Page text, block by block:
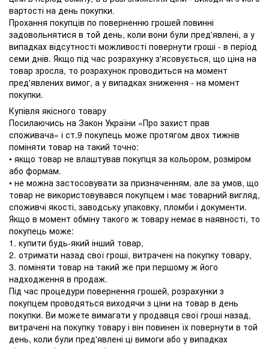
вартості на день покупки.
Прохання покупців по поверненню грошей повинні
задовольнятися в той день, коли вони були пред'явлені, а у
випадках відсутності можливості повернути гроші - в період
семи днів. Якщо під час розрахунку з'ясовується, що ціна на
товар зросла, то розрахунок проводиться на момент
пред'явлених вимог, а у випадках зниження - на момент
покупки.
Купівля якісного товару
Посилаючись на Закон України «Про захист прав
споживача» і ст.9 покупець може протягом двох тижнів
поміняти товар на такий точно:
• якщо товар не влаштував покупця за кольором, розміром
або формам.
• не можна застосовувати за призначенням, але за умов, що
товар не використовувався покупцем і має товарний вигляд,
споживчі якості, заводську упаковку, пломби і документи.
Якщо в момент обміну такого ж товару немає в наявності, то
покупець може:
1. купити будь-який інший товар,
2. отримати назад свої гроші, витрачені на покупку товару,
3. поміняти товар на такий же при першому ж його
надходження в продаж.
Під час процедури повернення грошей, розрахунки з
покупцем проводяться виходячи з ціни на товар в день
покупки. Ви можете вимагати у продавця свої гроші назад,
витрачені на покупку товару і він повинен їх повернути в той
день, коли були пред'явлені ці вимоги або у випадках